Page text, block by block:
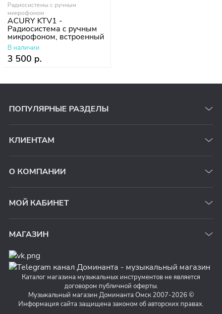
Радиосистемы с ручным
микрофоном
ACURY KTV1 -
Радиосистема с ручным
микрофоном, встроенный
аккумулятор
В наличии
3 500 р.
ПОПУЛЯРНЫЕ РАЗДЕЛЫ
КЛИЕНТАМ
О КОМПАНИИ
МОЙ КАБИНЕТ
МАГАЗИН
Каталог магазина музыкальных инструментов не является
договором публичной оферты.
Музыкальный магазин Доминанта Омск 2007-2026 ©
Информация сайта защищена законом об авторских правах.